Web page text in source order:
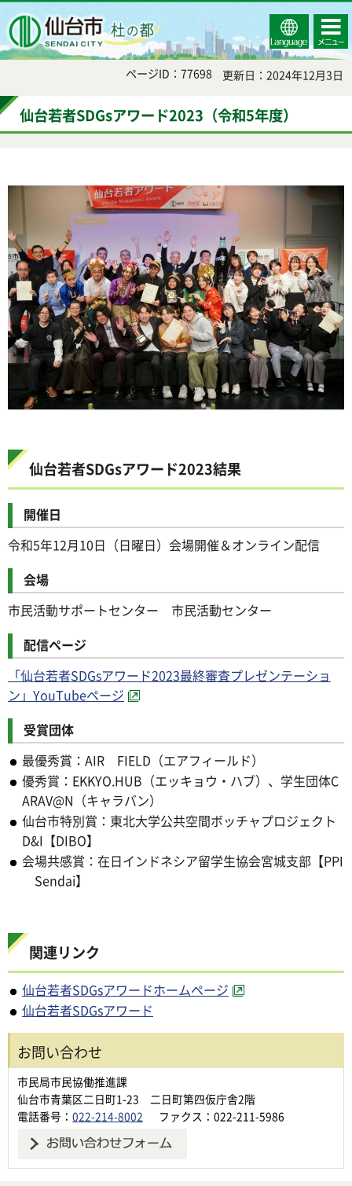
Select
Language
コンテ
ンツメ
ニュー
ページID：77698 更新日：2024年12月3日
仙台若者SDGsアワード2023（令和5年度）
仙台若者SDGsアワード2023結果
開催日
令和5年12月10日（日曜日）会場開催＆オンライン配信
会場
市民活動サポートセンター 市民活動センター
配信ページ
「仙台若者SDGsアワード2023最終審査プレゼンテーショ
ン」YouTubeページ
受賞団体
最優秀賞：AIR FIELD（エアフィールド）
優秀賞：EKKYO.HUB（エッキョウ・ハブ）、学生団体C
ARAV@N（キャラバン）
仙台市特別賞：東北大学公共空間ボッチャプロジェクト
D&I【DIBO】
会場共感賞：在日インドネシア留学生協会宮城支部【PPI
Sendai】
関連リンク
仙台若者SDGsアワードホームページ
仙台若者SDGsアワード
お問い合わせ
市民局市民協働推進課
仙台市青葉区二日町1-23 二日町第四仮庁舎2階
電話番号： 022-214-8002 ファクス：022-211-5986